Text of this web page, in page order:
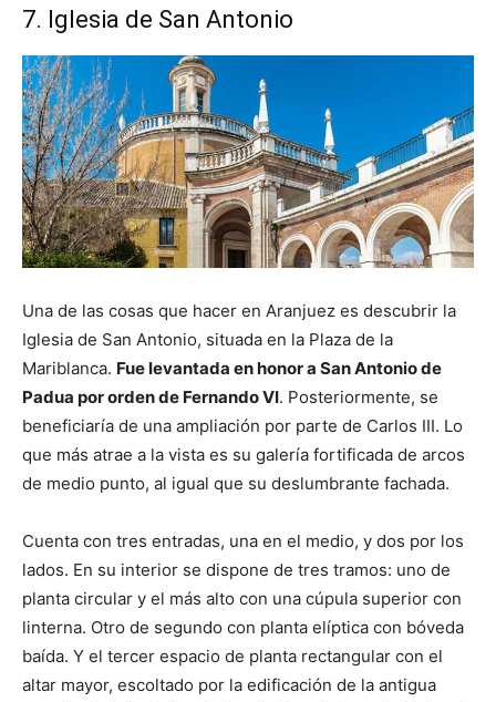
7. Iglesia de San Antonio
Una de las cosas que hacer en Aranjuez es descubrir la
Iglesia de San Antonio, situada en la Plaza de la
Mariblanca. Fue levantada en honor a San Antonio de
Padua por orden de Fernando VI. Posteriormente, se
beneficiaría de una ampliación por parte de Carlos III. Lo
que más atrae a la vista es su galería fortificada de arcos
de medio punto, al igual que su deslumbrante fachada.
Cuenta con tres entradas, una en el medio, y dos por los
lados. En su interior se dispone de tres tramos: uno de
planta circular y el más alto con una cúpula superior con
linterna. Otro de segundo con planta elíptica con bóveda
baída. Y el tercer espacio de planta rectangular con el
altar mayor, escoltado por la edificación de la antigua